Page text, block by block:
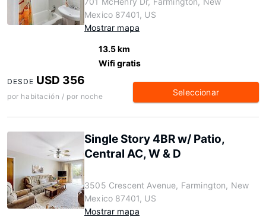
Mexico 87401, US
Mostrar mapa
13.5 km
Wifi gratis
DESDE USD 356
por habitación / por noche Seleccionar
Single Story 4BR w/ Patio,
Central AC, W & D
3505 Crescent Avenue, Farmington, New
Mexico 87401, US
Mostrar mapa